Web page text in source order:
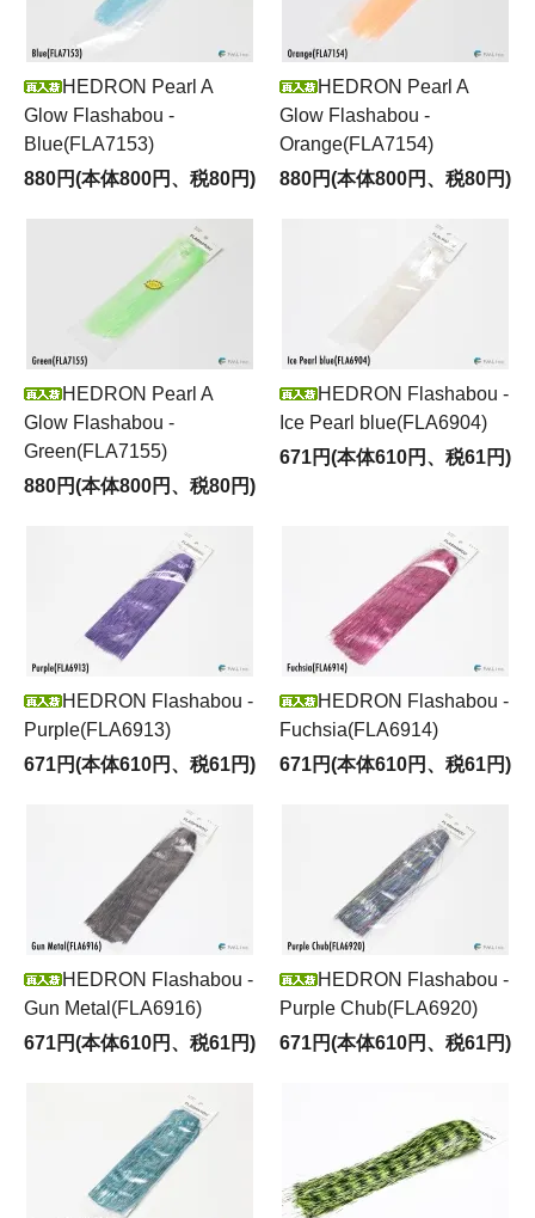
HEDRON Pearl A
Glow Flashabou -
Blue(FLA7153)
880円(本体800円、税80円)
HEDRON Pearl A
Glow Flashabou -
Orange(FLA7154)
880円(本体800円、税80円)
HEDRON Pearl A
Glow Flashabou -
Green(FLA7155)
880円(本体800円、税80円)
HEDRON Flashabou -
Ice Pearl blue(FLA6904)
671円(本体610円、税61円)
HEDRON Flashabou -
Purple(FLA6913)
671円(本体610円、税61円)
HEDRON Flashabou -
Fuchsia(FLA6914)
671円(本体610円、税61円)
HEDRON Flashabou -
Gun Metal(FLA6916)
671円(本体610円、税61円)
HEDRON Flashabou -
Purple Chub(FLA6920)
671円(本体610円、税61円)